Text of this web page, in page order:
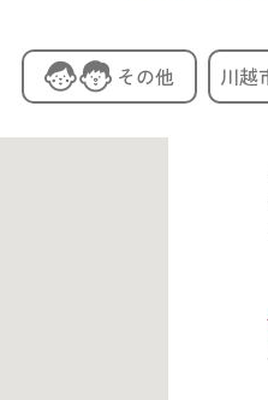
その他 川越